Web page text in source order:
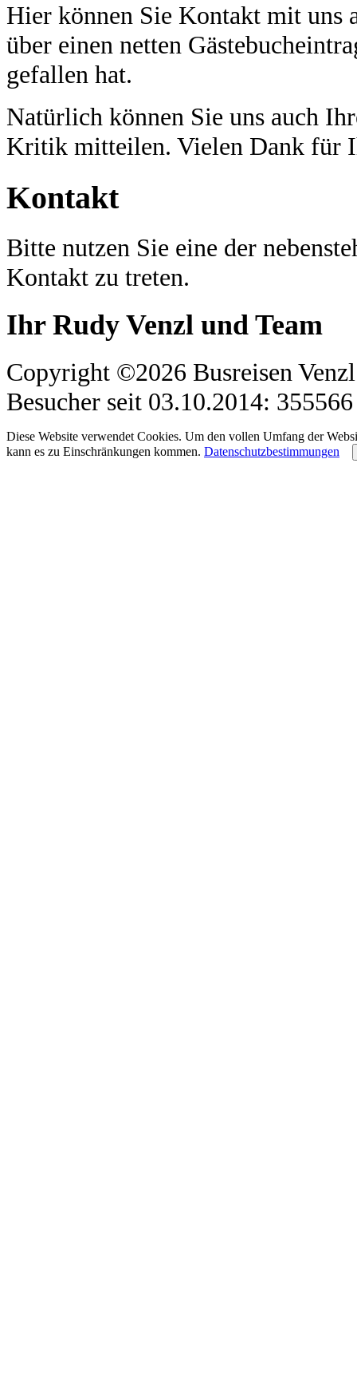
Hier können Sie Kontakt mit uns
über einen netten
gefallen hat.
Natürlich können Sie uns auch
Kritik mitteilen. Vielen Dank für
Kontakt
Bitte nutzen Sie eine der
Kontakt zu treten.
Ihr Rudy Venzl und Team
Copyright ©2026 Busreisen
Besucher seit 03.10.2014: 355566
Diese Website verwendet Cookies. Um den vollen Umfang der
kann es zu Einschränkungen kommen. Datenschutzbestimmungen